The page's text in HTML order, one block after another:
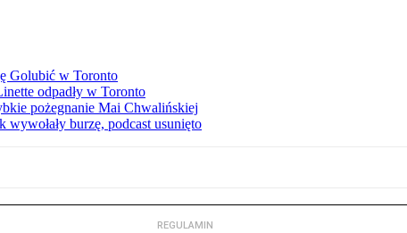
Golubić w Toronto
odpadły w Toronto
pożegnanie Mai Chwalińskiej
wywołały burzę, podcast usunięto
REGULAMIN